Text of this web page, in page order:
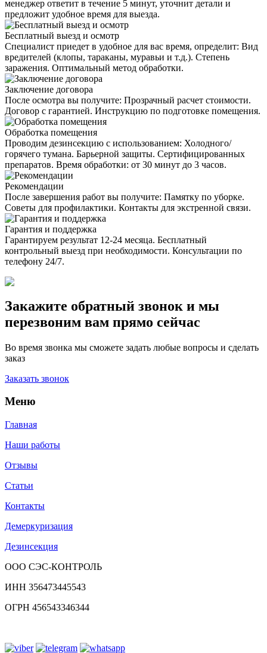
менеджер ответит в течение 5 минут, уточнит детали и
предложит удобное время для выезда.
Бесплатный выезд и осмотр
Специалист приедет в удобное для вас время, определит: Вид
вредителей (клопы, тараканы, муравьи и т.д.). Степень
заражения. Оптимальный метод обработки.
Заключение договора
После осмотра вы получите: Прозрачный расчет стоимости.
Договор с гарантией. Инструкцию по подготовке помещения.
Обработка помещения
Проводим дезинсекцию с использованием: Холодного/
горячего тумана. Барьерной защиты. Сертифицированных
препаратов. Время обработки: от 30 минут до 3 часов.
Рекомендации
После завершения работ вы получите: Памятку по уборке.
Советы для профилактики. Контакты для экстренной связи.
Гарантия и поддержка
Гарантируем результат 12-24 месяца. Бесплатный
контрольный выезд при необходимости. Консультации по
телефону 24/7.
Закажите обратный звонок и мы
перезвоним вам прямо сейчас
Во время звонка мы сможете задать любые вопросы и сделать
заказ
Заказать звонок
Меню
Главная
Наши работы
Отзывы
Статьи
Контакты
Демеркуризация
Дезинсекция
ООО СЭС-КОНТРОЛЬ
ИНН 356473445543
ОГРН 456543346344